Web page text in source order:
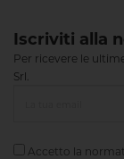
Iscriviti alla
Per ricevere le
Srl.
Accetto la